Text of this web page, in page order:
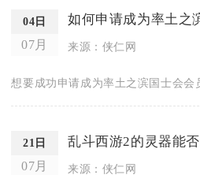
04日
07月 来源：侠仁网
21日
07月 来源：侠仁网